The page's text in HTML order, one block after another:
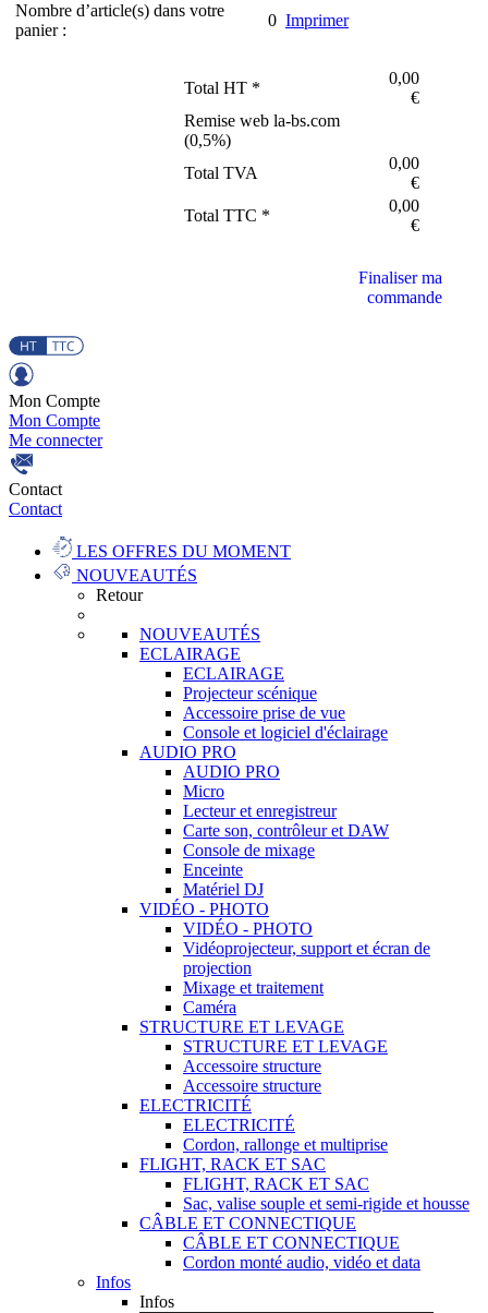
Nombre d’article(s) dans votre
panier :
0 Imprimer
Total HT *
0,00
€
Remise web la-bs.com
(0,5%)
Total TVA
0,00
€
Total TTC *
0,00
€
Finaliser ma
commande
Mon Compte
Mon Compte
Me connecter
Contact
Contact
LES OFFRES DU MOMENT
NOUVEAUTÉS
Retour
NOUVEAUTÉS
ECLAIRAGE
ECLAIRAGE
Projecteur scénique
Accessoire prise de vue
Console et logiciel d'éclairage
AUDIO PRO
AUDIO PRO
Micro
Lecteur et enregistreur
Carte son, contrôleur et DAW
Console de mixage
Enceinte
Matériel DJ
VIDÉO - PHOTO
VIDÉO - PHOTO
Vidéoprojecteur, support et écran de
projection
Mixage et traitement
Caméra
STRUCTURE ET LEVAGE
STRUCTURE ET LEVAGE
Accessoire structure
Accessoire structure
ELECTRICITÉ
ELECTRICITÉ
Cordon, rallonge et multiprise
FLIGHT, RACK ET SAC
FLIGHT, RACK ET SAC
Sac, valise souple et semi-rigide et housse
CÂBLE ET CONNECTIQUE
CÂBLE ET CONNECTIQUE
Cordon monté audio, vidéo et data
Infos
Infos